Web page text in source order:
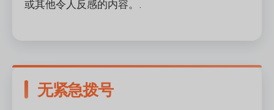
或其他令人反感的内容。.
无紧急拨号